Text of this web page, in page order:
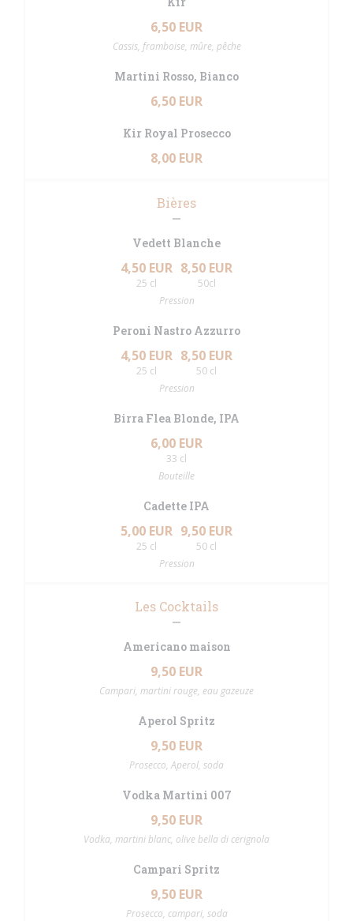
6,50 EUR
Cassis, framboise, mûre, pêche
Martini Rosso, Bianco
6,50 EUR
Kir Royal Prosecco
8,00 EUR
Bières
Vedett Blanche
4,50 EUR
25 cl
8,50 EUR
50cl
Pression
Peroni Nastro Azzurro
4,50 EUR
25 cl
8,50 EUR
50 cl
Pression
Birra Flea Blonde, IPA
6,00 EUR
33 cl
Bouteille
Cadette IPA
5,00 EUR
25 cl
9,50 EUR
50 cl
Pression
Les Cocktails
Americano maison
9,50 EUR
Campari, martini rouge, eau gazeuze
Aperol Spritz
9,50 EUR
Prosecco, Aperol, soda
Vodka Martini 007
9,50 EUR
Vodka, martini blanc, olive bella di cerignola
Campari Spritz
9,50 EUR
Prosecco, campari, soda